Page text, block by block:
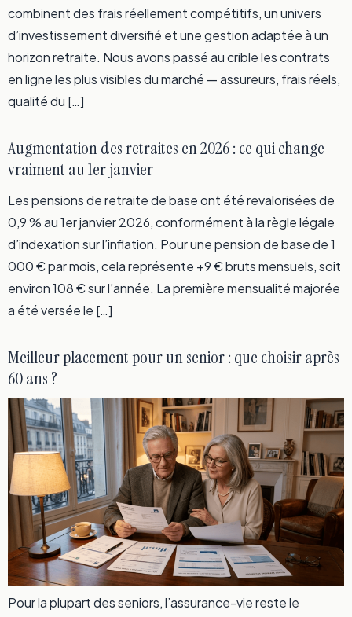
combinent des frais réellement compétitifs, un univers
d’investissement diversifié et une gestion adaptée à un
horizon retraite. Nous avons passé au crible les contrats
en ligne les plus visibles du marché — assureurs, frais réels,
qualité du […]
Augmentation des retraites en 2026 : ce qui change
vraiment au 1er janvier
Les pensions de retraite de base ont été revalorisées de
0,9 % au 1er janvier 2026, conformément à la règle légale
d’indexation sur l’inflation. Pour une pension de base de 1
000 € par mois, cela représente +9 € bruts mensuels, soit
environ 108 € sur l’année. La première mensualité majorée
a été versée le […]
Meilleur placement pour un senior : que choisir après
60 ans ?
Pour la plupart des seniors, l’assurance-vie reste le